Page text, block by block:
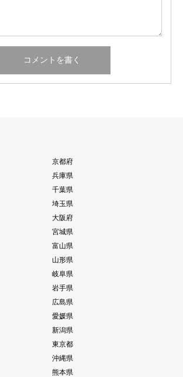
京都府
兵庫県
千葉県
埼玉県
大阪府
宮城県
富山県
山形県
岐阜県
岩手県
広島県
愛媛県
新潟県
東京都
沖縄県
熊本県